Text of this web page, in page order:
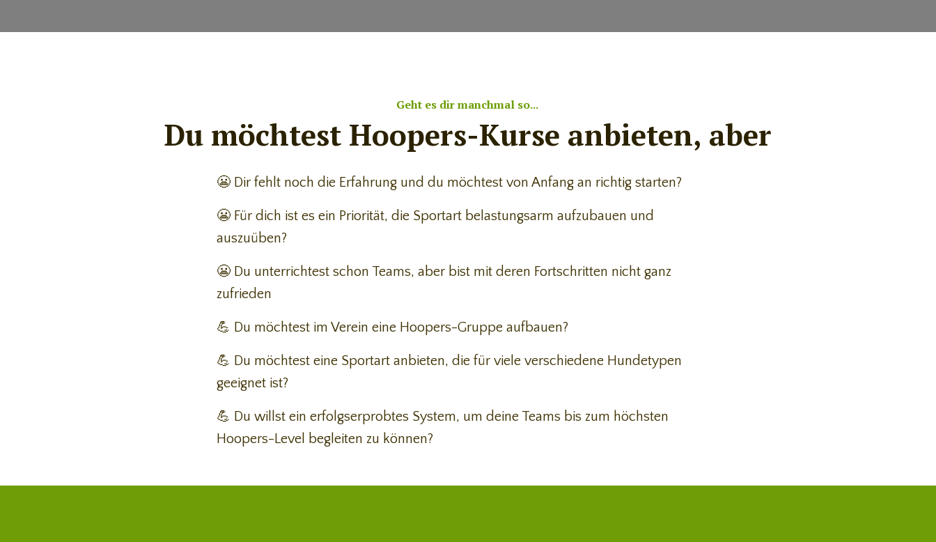
Geht es dir manchmal so...
Du möchtest Hoopers-Kurse anbieten, aber
😬 Dir fehlt noch die Erfahrung und du möchtest von Anfang an richtig starten?
😬 Für dich ist es ein Priorität, die Sportart belastungsarm aufzubauen und
auszuüben?
😬 Du unterrichtest schon Teams, aber bist mit deren Fortschritten nicht ganz
zufrieden
💪 Du möchtest im Verein eine Hoopers-Gruppe aufbauen?
💪 Du möchtest eine Sportart anbieten, die für viele verschiedene Hundetypen
geeignet ist?
💪 Du willst ein erfolgserprobtes System, um deine Teams bis zum höchsten
Hoopers-Level begleiten zu können?